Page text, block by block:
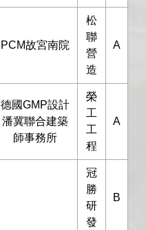
PCM故宮南院
松
聯
營
造
A
德國GMP設計
潘冀聯合建築
師事務所
榮
工
工
程
A
冠
勝
研
發
B